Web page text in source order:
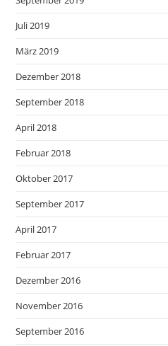
Juli 2019
März 2019
Dezember 2018
September 2018
April 2018
Februar 2018
Oktober 2017
September 2017
April 2017
Februar 2017
Dezember 2016
November 2016
September 2016